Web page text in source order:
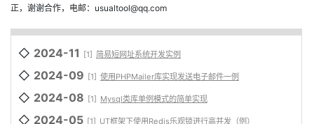
正，谢谢合作，电邮：usualtool@qq.com
◇ 2024-11 [1] 简易短网址系统开发实例
◇ 2024-09 [1] 使用PHPMailer库实现发送电子邮件一例
◇ 2024-08 [1] Mysql类库单例模式的简单实现
◇ 2024-05 [1] UT框架下使用Redis乐观锁进行高并发（例）